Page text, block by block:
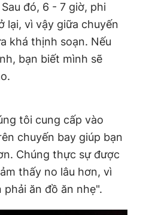
đó, 6 - 7 giờ, phi
lại, vì vậy giữa chuyến
khá thịnh soạn. Nếu
bạn biết mình sẽ
tôi cung cấp vào
chuyến bay giúp bạn
Chúng thực sự được
thấy no lâu hơn, vì
ăn đồ ăn nhẹ".